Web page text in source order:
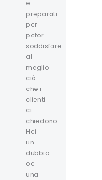
e
preparati
per
poter
soddisfare
al
meglio
ciò
che i
clienti
ci
chiedono.
Hai
un
dubbio
od
una